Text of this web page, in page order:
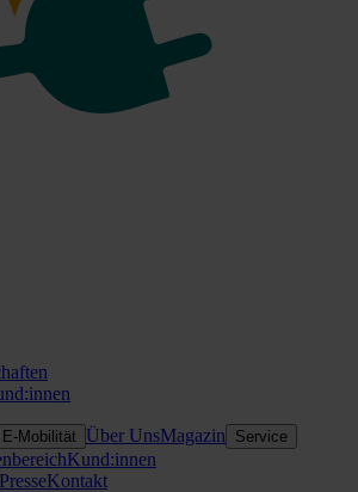
E-Mobilität Über UnsMagazin Service
Kund:innen
PresseKontakt